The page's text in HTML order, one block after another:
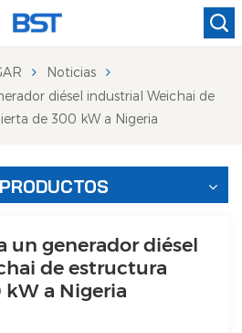
Noticias
diésel industrial Weichai de
de 300 kW a Nigeria
un generador diésel
de estructura
a Nigeria